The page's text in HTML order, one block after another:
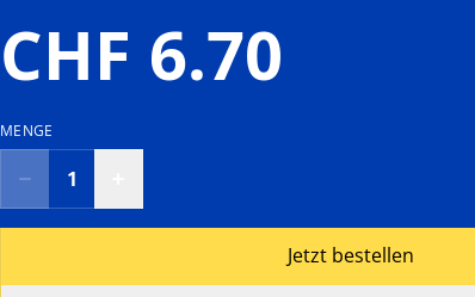
CHF 6.70
MENGE
Jetzt bestellen